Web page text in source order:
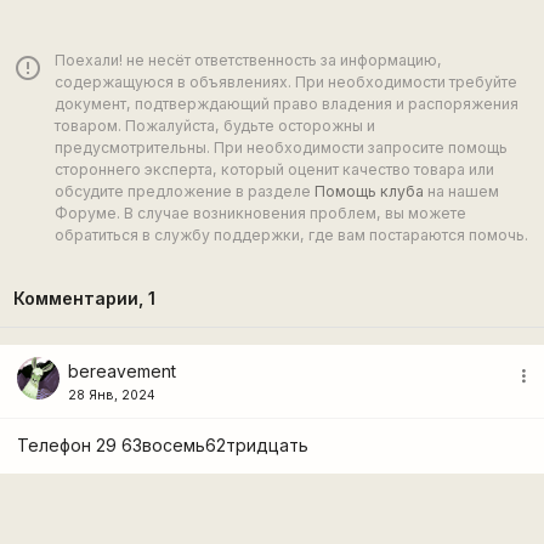
error_outline
Поехали! не несёт ответственность за информацию,
содержащуюся в объявлениях. При необходимости требуйте
документ, подтверждающий право владения и распоряжения
товаром. Пожалуйста, будьте осторожны и
предусмотрительны. При необходимости запросите помощь
стороннего эксперта, который оценит качество товара или
обсудите предложение в разделе Помощь клуба на нашем
Форуме. В случае возникновения проблем, вы можете
обратиться в службу поддержки, где вам постараются помочь.
Комментарии, 1
bereavement
28 Янв, 2024
more_vert
Телефон 29 63восемь62тридцать